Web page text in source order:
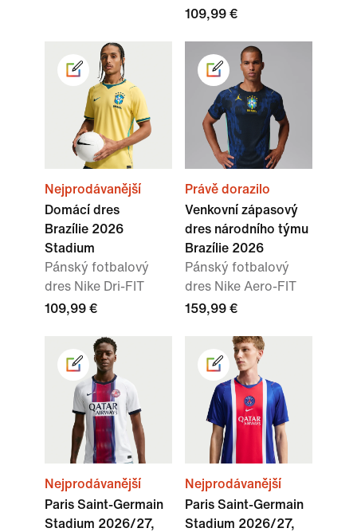
109,99 €
Nejprodávanější
Domácí dres
Brazílie 2026
Stadium
Pánský fotbalový
dres Nike Dri-FIT
109,99 €
Právě dorazilo
Venkovní zápasový
dres národního týmu
Brazílie 2026
Pánský fotbalový
dres Nike Aero-FIT
159,99 €
Nejprodávanější
Paris Saint-Germain
Stadium 2026/27,
Nejprodávanější
Paris Saint-Germain
Stadium 2026/27,